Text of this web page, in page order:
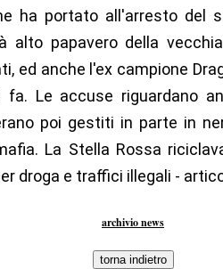
ha portato all'arresto del
alto papavero della
ed anche l'ex campione
Le accuse riguardano
poi gestiti in parte in
La Stella Rossa
droga e traffici illegali -
archivio news